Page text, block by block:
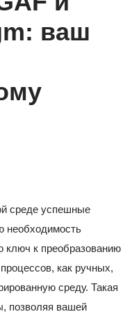
ваш
среде успешные
необходимость
ключ к преобразованию
как ручных,
среду. Такая
позволяя вашей